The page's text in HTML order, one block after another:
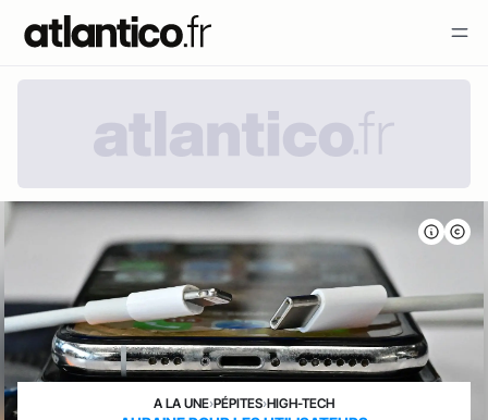
A LA UNE›PÉPITES›HIGH-TECH